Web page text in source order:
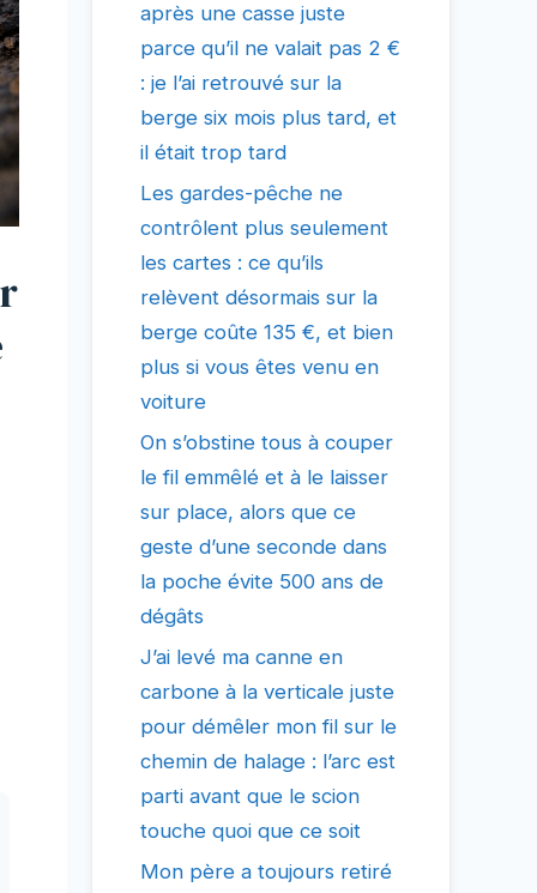
après une casse juste
parce qu’il ne valait pas 2 €
: je l’ai retrouvé sur la
berge six mois plus tard, et
il était trop tard
Les gardes-pêche ne
contrôlent plus seulement
les cartes : ce qu’ils
relèvent désormais sur la
berge coûte 135 €, et bien
plus si vous êtes venu en
voiture
On s’obstine tous à couper
le fil emmêlé et à le laisser
sur place, alors que ce
geste d’une seconde dans
la poche évite 500 ans de
dégâts
J’ai levé ma canne en
carbone à la verticale juste
pour démêler mon fil sur le
chemin de halage : l’arc est
parti avant que le scion
touche quoi que ce soit
Mon père a toujours retiré